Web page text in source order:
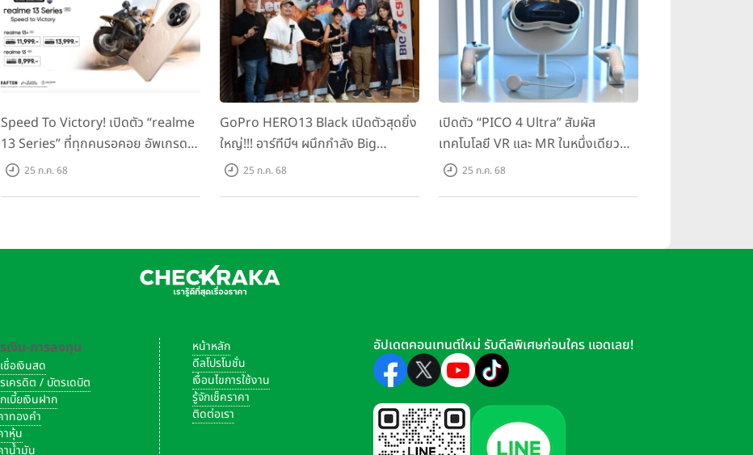
Speed To Victory! เปิดตัว “realme
13 Series” ที่ทุกคนรอคอย อัพเกรด
ชิปเซ็ตตัวแรง ขึ้นแท่น Gaming
25 ก.ค. 68
GoPro HERO13 Black เปิดตัวสุดยิ่ง
ใหญ่!!! อาร์ทีบีฯ ผนึกกำลัง Big
Camera และ GoPro จัดกิจกรรมสุด
25 ก.ค. 68
เปิดตัว “PICO 4 Ultra” สัมผัส
เทคโนโลยี VR และ MR ในหนึ่งเดียว
ยกระดับการทำงานและความบันเทิง
25 ก.ค. 68
เงิน-การลงทุน
ชื่อเงินสด
เครดิต / บัตรเดบิต
เบี้ยเงินฝาก
าทองคำ
าหุ้น
าน้ำมัน
หน้าหลัก
ดีลโปรโมชั่น
เงื่อนไขการใช้งาน
รู้จักเช็คราคา
ติดต่อเรา
อัปเดตคอนเทนต์ใหม่ รับดีลพิเศษก่อนใคร แอดเลย!